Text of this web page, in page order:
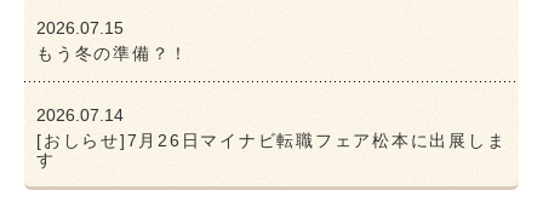
2026.07.15
もう冬の準備？！
2026.07.14
[おしらせ]7月26日マイナビ転職フェア松本に出展しま
す